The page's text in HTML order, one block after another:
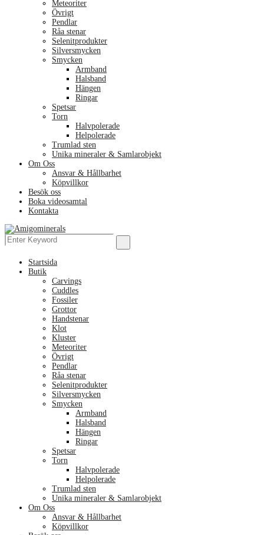
Meteoriter
Övrigt
Pendlar
Råa stenar
Selenitprodukter
Silversmycken
Smycken
Armband
Halsband
Hängen
Ringar
Spetsar
Torn
Halvpolerade
Helpolerade
Trumlad sten
Unika mineraler & Samlarobjekt
Om Oss
Ansvar & Hållbarhet
Köpvillkor
Besök oss
Boka videosamtal
Kontakta
Menu
Search
for:
Search
Startsida
Butik
Carvings
Cuddles
Fossiler
Grottor
Handstenar
Klot
Kluster
Meteoriter
Övrigt
Pendlar
Råa stenar
Selenitprodukter
Silversmycken
Smycken
Armband
Halsband
Hängen
Ringar
Spetsar
Torn
Halvpolerade
Helpolerade
Trumlad sten
Unika mineraler & Samlarobjekt
Om Oss
Ansvar & Hållbarhet
Köpvillkor